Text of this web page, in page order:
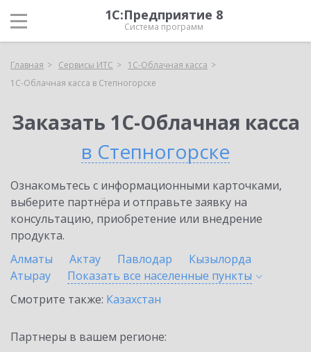
1С:Предприятие 8
Система программ
Главная Сервисы ИТС
1С-Облачная касса
1С-Облачная касса в Степногорске
Заказать 1С-Облачная касса
в Степногорске
Ознакомьтесь с информационными карточками,
выберите партнёра и отправьте заявку на
консультацию, приобретение или внедрение
продукта.
Алматы
Актау Павлодар
Кызылорда
Атырау
Показать все населенные пункты
Смотрите также: Казахстан
Партнеры в вашем регионе: